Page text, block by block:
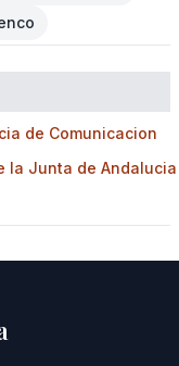
de Comunicacion
la Junta de Andalucia